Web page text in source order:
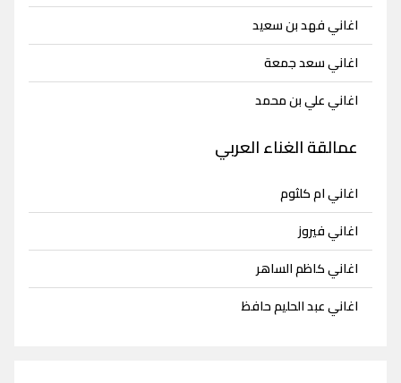
اغاني فهد بن سعيد
اغاني سعد جمعة
اغاني علي بن محمد
عمالقة الغناء العربي
اغاني ام كلثوم
اغاني فيروز
اغاني كاظم الساهر
اغاني عبد الحليم حافظ